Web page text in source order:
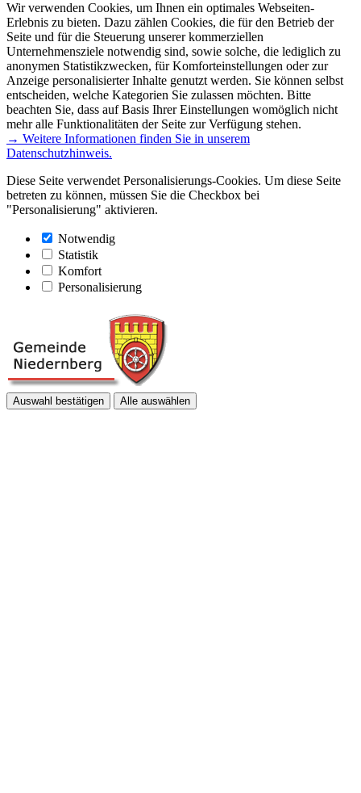
Wir verwenden Cookies, um Ihnen ein optimales Webseiten-
Erlebnis zu bieten. Dazu zählen Cookies, die für den Betrieb der
Seite und für die Steuerung unserer kommerziellen
Unternehmensziele notwendig sind, sowie solche, die lediglich zu
anonymen Statistikzwecken, für Komforteinstellungen oder zur
Anzeige personalisierter Inhalte genutzt werden. Sie können selbst
entscheiden, welche Kategorien Sie zulassen möchten. Bitte
beachten Sie, dass auf Basis Ihrer Einstellungen womöglich nicht
mehr alle Funktionalitäten der Seite zur Verfügung stehen.
→ Weitere Informationen finden Sie in unserem
Datenschutzhinweis.
Diese Seite verwendet Personalisierungs-Cookies. Um diese Seite
betreten zu können, müssen Sie die Checkbox bei
"Personalisierung" aktivieren.
Notwendig
Statistik
Komfort
Personalisierung
Auswahl bestätigen Alle auswählen